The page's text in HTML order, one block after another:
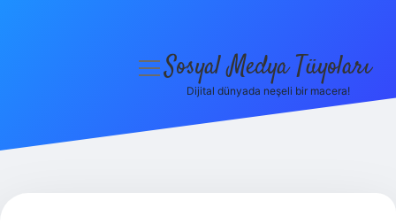
menüyüSosyal Medya Tüyoları
Dijital dünyada neşeli bir macera!